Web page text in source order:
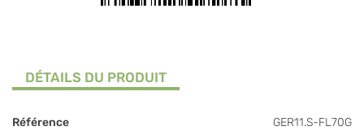
DÉTAILS DU PRODUIT
Référence GER11.S-FL70G